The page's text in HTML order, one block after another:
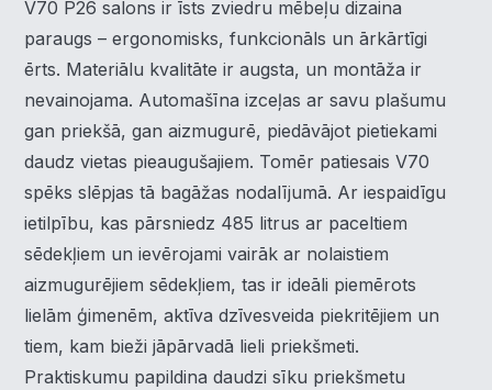
V70 P26 salons ir īsts zviedru mēbeļu dizaina
paraugs – ergonomisks, funkcionāls un ārkārtīgi
ērts. Materiālu kvalitāte ir augsta, un montāža ir
nevainojama. Automašīna izceļas ar savu plašumu
gan priekšā, gan aizmugurē, piedāvājot pietiekami
daudz vietas pieaugušajiem. Tomēr patiesais V70
spēks slēpjas tā bagāžas nodalījumā. Ar iespaidīgu
ietilpību, kas pārsniedz 485 litrus ar paceltiem
sēdekļiem un ievērojami vairāk ar nolaistiem
aizmugurējiem sēdekļiem, tas ir ideāli piemērots
lielām ģimenēm, aktīva dzīvesveida piekritējiem un
tiem, kam bieži jāpārvadā lieli priekšmeti.
Praktiskumu papildina daudzi sīku priekšmetu